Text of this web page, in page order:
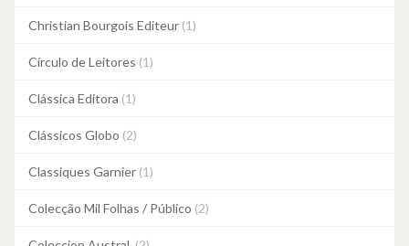
Christian Bourgois Editeur (1)
Círculo de Leitores (1)
Clássica Editora (1)
Clássicos Globo (2)
Classiques Garnier (1)
Colecção Mil Folhas / Público (2)